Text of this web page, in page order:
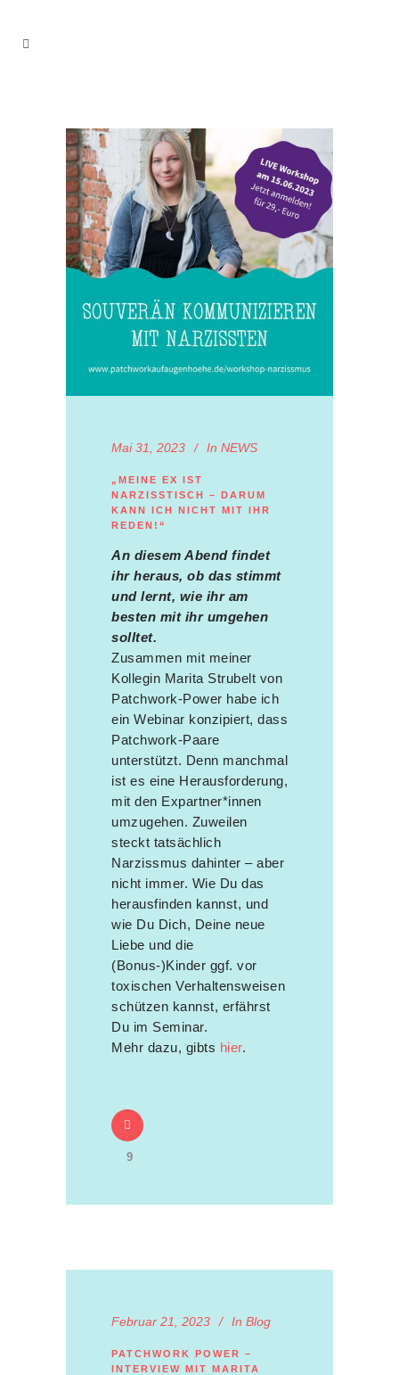
Mai 31, 2023 In NEWS
„MEINE EX IST
NARZISSTISCH – DARUM
KANN ICH NICHT MIT IHR
REDEN!“
An diesem Abend findet
ihr heraus, ob das stimmt
und lernt, wie ihr am
besten mit ihr umgehen
solltet.
Zusammen mit meiner
Kollegin Marita Strubelt von
Patchwork-Power habe ich
ein Webinar konzipiert, dass
Patchwork-Paare
unterstützt. Denn manchmal
ist es eine Herausforderung,
mit den Expartner*innen
umzugehen. Zuweilen
steckt tatsächlich
Narzissmus dahinter – aber
nicht immer. Wie Du das
herausfinden kannst, und
wie Du Dich, Deine neue
Liebe und die
(Bonus-)Kinder ggf. vor
toxischen Verhaltensweisen
schützen kannst, erfährst
Du im Seminar.
Mehr dazu, gibts hier.
9
Februar 21, 2023 In Blog
PATCHWORK POWER –
INTERVIEW MIT MARITA